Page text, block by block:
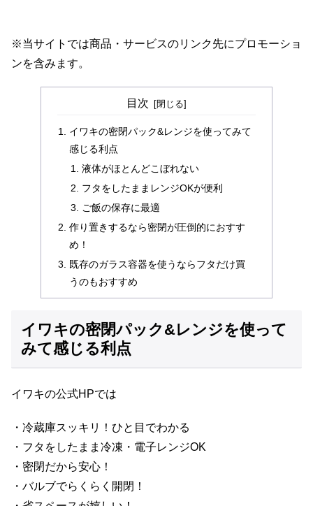
※当サイトでは商品・サービスのリンク先にプロモーショ
ンを含みます。
目次
イワキの密閉パック&レンジを使ってみて
感じる利点
液体がほとんどこぼれない
フタをしたままレンジOKが便利
ご飯の保存に最適
作り置きするなら密閉が圧倒的におすす
め！
既存のガラス容器を使うならフタだけ買
うのもおすすめ
イワキの密閉パック&レンジを使って
みて感じる利点
イワキの公式HPでは
・冷蔵庫スッキリ！ひと目でわかる
・フタをしたまま冷凍・電子レンジOK
・密閉だから安心！
・バルブでらくらく開閉！